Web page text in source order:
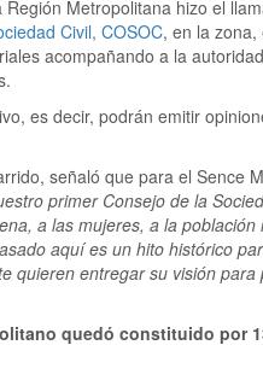
Metropolitana hizo el
Civil, COSOC, en la
acompañando a la
es decir, podrán emitir
señaló que para el Sence
primer Consejo de la
a las mujeres, a la población
aquí es un hito histórico
quieren entregar su visión para
quedó constituido por